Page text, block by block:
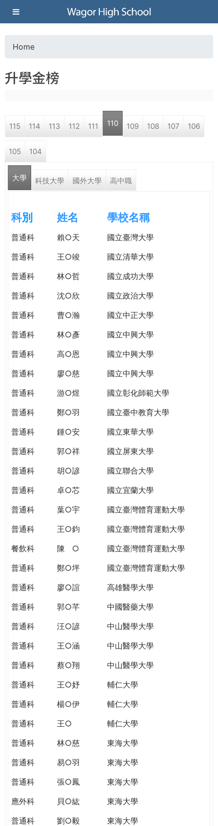
Jump to navigation
葳
格
高
學
格。
WAGOR
TODAY
THE
WORLD
PUTTING
YOU
THE
CITIZENSHIP
o
a
r
e
e
r
e
Home
升學金榜
115 114 113 112 111 110 109 108 107 106
105 104
大學 科技大學 國外大學 高中職
科別 姓名 學校名稱
普通科 賴○天
國立臺灣大學
普通科
王○竣
國立清華大學
普通科
林○哲
國立成功大學
普通科
沈○欣
國立政治大學
普通科
曹○瀚
國立中正大學
普通科
林○彥
國立中興大學
普通科
高○恩
國立中興大學
普通科
廖○慈
國立中興大學
普通科
游○煜
國立彰化師範大學
普通科
鄭○羽
國立臺中教育大學
普通科
鍾○安
國立東華大學
普通科
郭○祥
國立屏東大學
普通科
胡○諺
國立聯合大學
普通科
卓○芯
國立宜蘭大學
普通科
葉○宇
國立臺灣體育運動大學
普通科
王○鈞
國立臺灣體育運動大學
餐飲科
陳 ○
國立臺灣體育運動大學
普通科
鄭○坪
國立臺灣體育運動大學
普通科
廖○誼
高雄醫學大學
普通科
郭○芊
中國醫藥大學
普通科
汪○諺
中山醫學大學
普通科
王○涵
中山醫學大學
普通科
蔡○翔
中山醫學大學
普通科
王○妤
輔仁大學
普通科
楊○伊
輔仁大學
普通科
王○
輔仁大學
普通科
林○慈
東海大學
普通科
易○羽
東海大學
普通科
張○鳳
東海大學
應外科
貝○紘
東海大學
普通科
劉○毅
東海大學